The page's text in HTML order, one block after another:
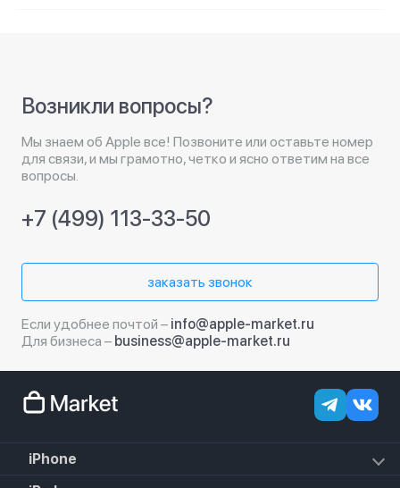
Возникли вопросы?
Мы знаем об Apple все! Позвоните или оставьте номер
для связи, и мы грамотно, четко и ясно ответим на все
вопросы.
+7 (499) 113-33-50
заказать звонок
Если удобнее почтой – info@apple-market.ru
Для бизнеса – business@apple-market.ru
iPhone